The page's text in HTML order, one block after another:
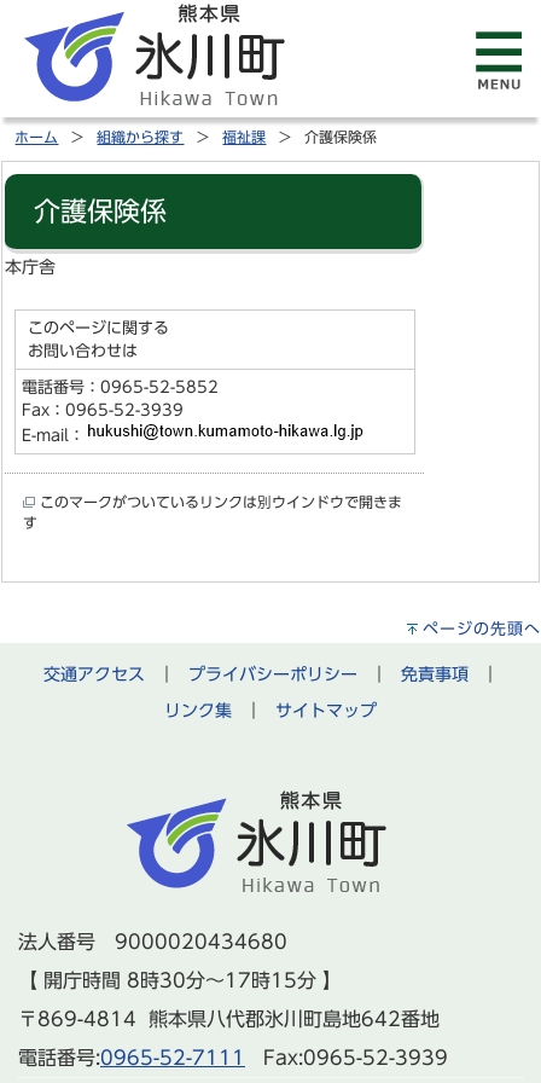
ホーム 組織から探す 福祉課 介護保険係
介護保険係
本庁舎
このページに関する
お問い合わせは
電話番号：0965-52-5852
Fax：0965-52-3939
E-mail：
このマークがついているリンクは別ウインドウで開きま
す
ページの先頭へ
交通アクセス プライバシーポリシー 免責事項
リンク集
サイトマップ
法人番号 9000020434680
【 開庁時間 8時30分～17時15分 】
〒869-4814 熊本県八代郡氷川町島地642番地
電話番号:0965-52-7111 Fax:0965-52-3939